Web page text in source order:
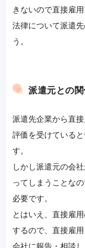
きないので直接雇
法律について派遣
う。
派遣元との
派遣先企業から直
評価を受けている
す。
しかし派遣元の会
ってしまうことな
必要です。
とはいえ、直接雇
するので、直接雇